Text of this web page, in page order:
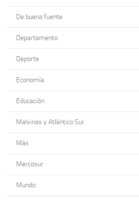
De buena fuente
Departamento
Deporte
Economía
Educación
Malvinas y Atlántico Sur
Más
Mercosur
Mundo